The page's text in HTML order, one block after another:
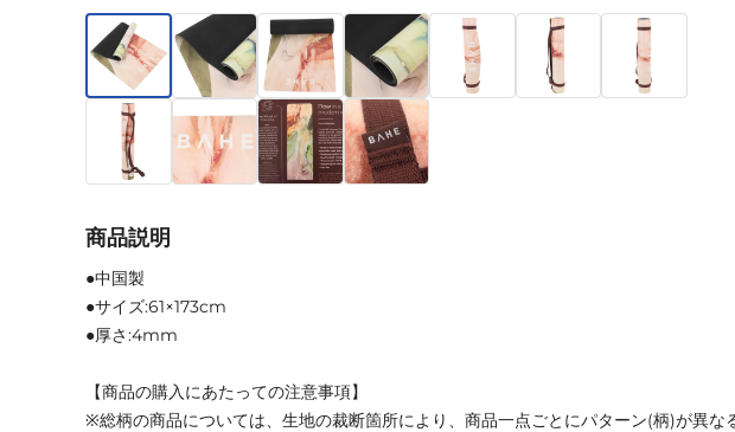
商品説明
●中国製
●サイズ:61×173cm
●厚さ:4mm
【商品の購入にあたっての注意事項】
※総柄の商品については、生地の裁断箇所により、商品一点ごとにパターン(柄)が異な